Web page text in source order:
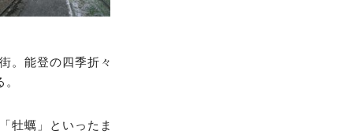
。能登の四季折々
牡蠣」といったま